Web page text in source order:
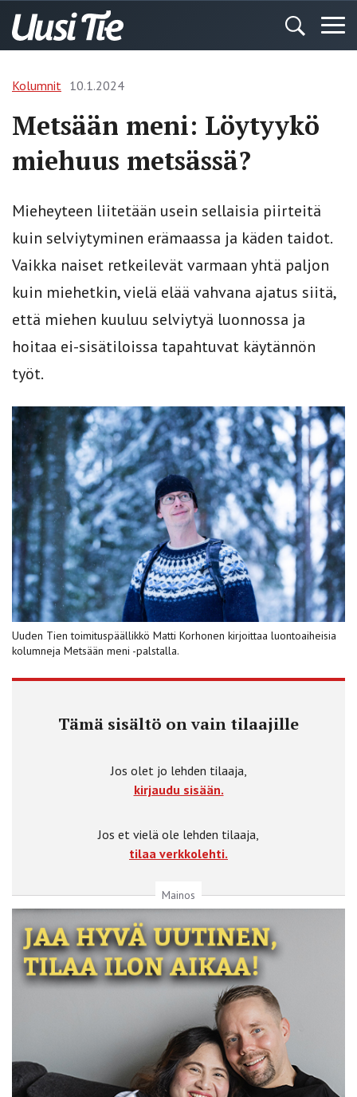
Kolumnit 10.1.2024
Metsään meni: Löytyykö
miehuus metsässä?
Mieheyteen liitetään usein sellaisia piirteitä
kuin selviytyminen erämaassa ja käden taidot.
Vaikka naiset retkeilevät varmaan yhtä paljon
kuin miehetkin, vielä elää vahvana ajatus siitä,
että miehen kuuluu selviytyä luonnossa ja
hoitaa ei-sisätiloissa tapahtuvat käytännön
työt.
Uuden Tien toimituspäällikkö Matti Korhonen kirjoittaa luontoaiheisia
kolumneja Metsään meni -palstalla.
Tämä sisältö on vain tilaajille
Jos olet jo lehden tilaaja,
kirjaudu sisään.
Jos et vielä ole lehden tilaaja,
tilaa verkkolehti.
Mainos